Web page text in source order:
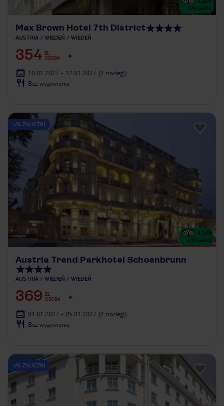
379 opinii
Max Brown Hotel 7th District
AUSTRIA WIEDEŃ WIEDEŃ
354 ZŁ
OSOBA
10.01.2027 - 12.01.2027 (2 noclegi)
Bez wyżywienia
5% ZALICZKI
4.1/5
1617 opinii
Austria Trend Parkhotel Schoenbrunn
AUSTRIA WIEDEŃ WIEDEŃ
369 ZŁ
OSOBA
03.01.2027 - 05.01.2027 (2 noclegi)
Bez wyżywienia
5% ZALICZKI